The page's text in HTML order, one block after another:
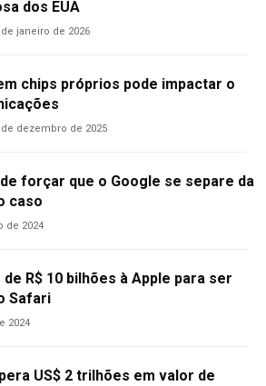
dos EUA
de janeiro de 2026
chips próprios pode impactar o
de dezembro de 2025
forçar que o Google se separe da
caso
de 2024
R$ 10 bilhões à Apple para ser
Safari
2024
US$ 2 trilhões em valor de